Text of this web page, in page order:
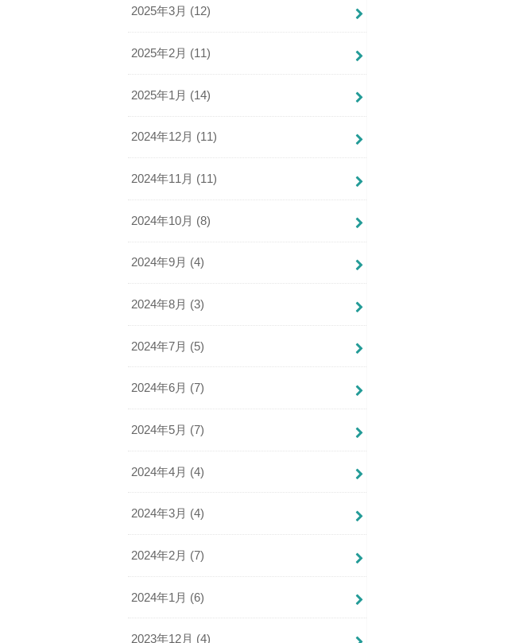
2025年3月 (12)
2025年2月 (11)
2025年1月 (14)
2024年12月 (11)
2024年11月 (11)
2024年10月 (8)
2024年9月 (4)
2024年8月 (3)
2024年7月 (5)
2024年6月 (7)
2024年5月 (7)
2024年4月 (4)
2024年3月 (4)
2024年2月 (7)
2024年1月 (6)
2023年12月 (4)